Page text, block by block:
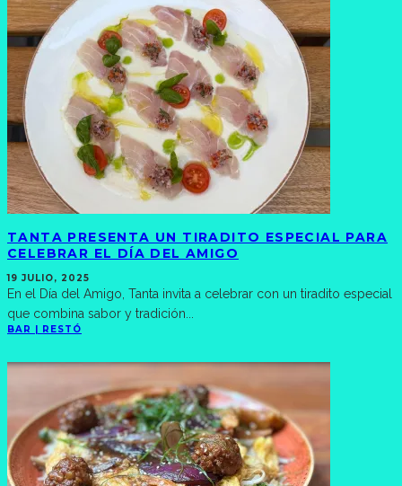
TANTA PRESENTA UN TIRADITO ESPECIAL PARA
CELEBRAR EL DÍA DEL AMIGO
19 JULIO, 2025
En el Día del Amigo, Tanta invita a celebrar con un tiradito especial
que combina sabor y tradición
BAR | RESTÓ